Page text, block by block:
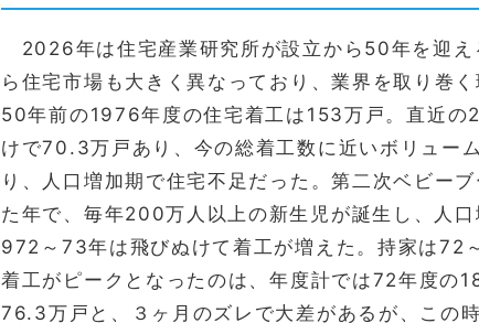
2026年は住宅産業研究所が設立から50年を迎え
ら住宅市場も大きく異なっており、業界を取り巻
50年前の1976年度の住宅着工は153万戸。直近
けで70.3万戸あり、今の総着工数に近いボリュー
り、人口増加期で住宅不足だった。第二次ベビー
た年で、毎年200万人以上の新生児が誕生し、人
972～73年は飛びぬけて着工が増えた。持家は72
着工がピークとなったのは、年度計では72年度
76.3万戸と、３ヶ月のズレで大差があるが、この